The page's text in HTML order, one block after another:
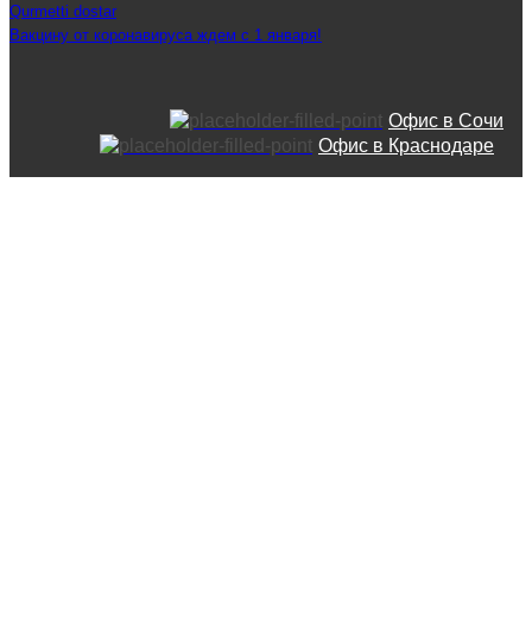
Qurmetti dostar
Вакцину от коронавируса ждем с 1 января!
Офис в Сочи
Офис в Краснодаре